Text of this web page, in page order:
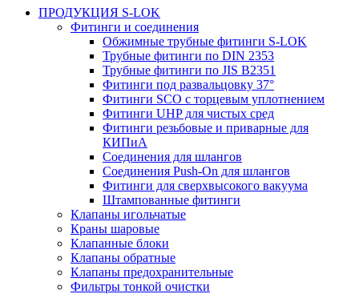
ПРОДУКЦИЯ S-LOK
Фитинги и соединения
Обжимные трубные фитинги S-LOK
Трубные фитинги по DIN 2353
Трубные фитинги по JIS B2351
Фитинги под развальцовку 37°
Фитинги SCO с торцевым уплотнением
Фитинги UHP для чистых сред
Фитинги резьбовые и приварные для
КИПиА
Соединения для шлангов
Соединения Push-On для шлангов
Фитинги для сверхвысокого вакуума
Штампованные фитинги
Клапаны игольчатые
Краны шаровые
Клапанные блоки
Клапаны обратные
Клапаны предохранительные
Фильтры тонкой очистки